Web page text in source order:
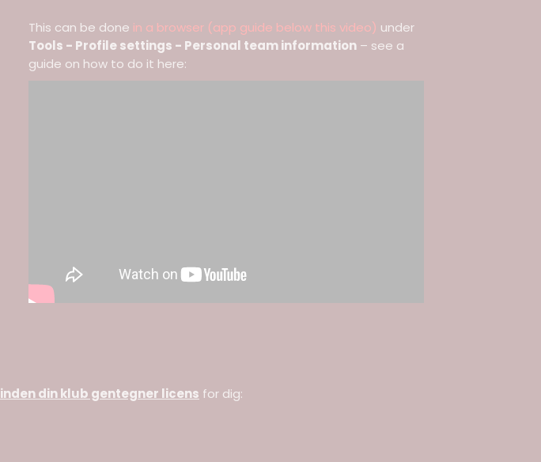
This can be done in a browser (app guide below this video) under
Tools - Profile settings - Personal team information – see a
guide on how to do it here:
inden din klub gentegner licens for dig: